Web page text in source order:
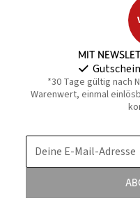
Mit
*30 Tage gültig nach
Warenwert, einmal
Deine E-Mail-Adresse